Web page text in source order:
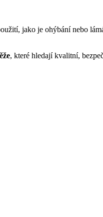
jako je ohýbání nebo
, které hledají kvalitní,